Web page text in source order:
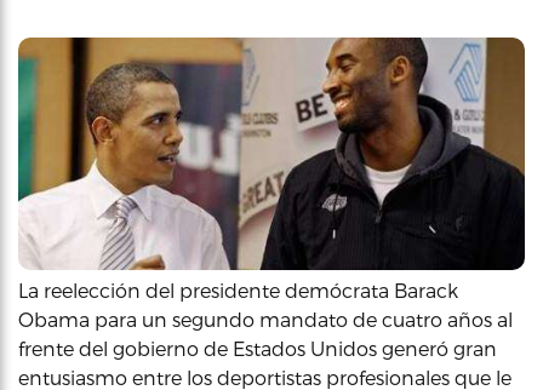
La reelección del presidente demócrata Barack
Obama para un segundo mandato de cuatro años al
frente del gobierno de Estados Unidos generó gran
entusiasmo entre los deportistas profesionales que le